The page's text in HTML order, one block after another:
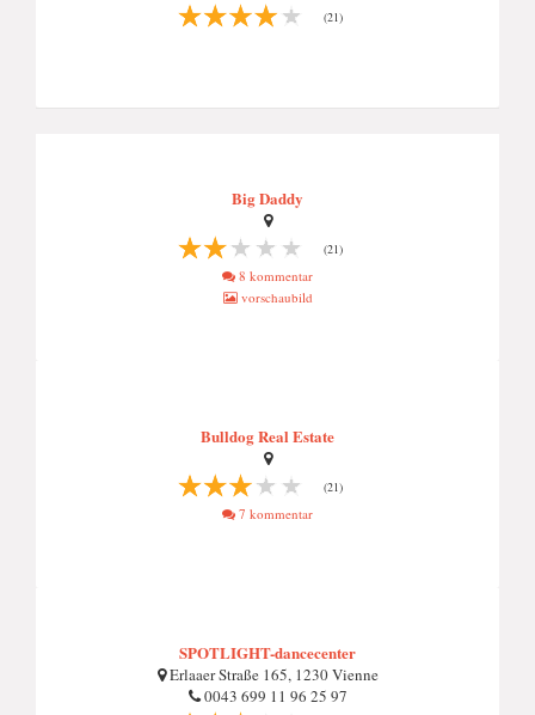
(21)
Big Daddy
(21)
8 kommentar
vorschaubild
Bulldog Real Estate
(21)
7 kommentar
SPOTLIGHT-dancecenter
Erlaaer Straße 165, 1230 Vienne
0043 699 11 96 25 97